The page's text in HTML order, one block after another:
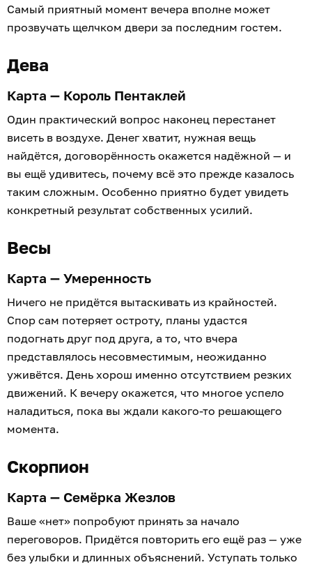
Самый приятный момент вечера вполне может
прозвучать щелчком двери за последним гостем.
Дева
Карта — Король Пентаклей
Один практический вопрос наконец перестанет
висеть в воздухе. Денег хватит, нужная вещь
найдётся, договорённость окажется надёжной — и
вы ещё удивитесь, почему всё это прежде казалось
таким сложным. Особенно приятно будет увидеть
конкретный результат собственных усилий.
Весы
Карта — Умеренность
Ничего не придётся вытаскивать из крайностей.
Спор сам потеряет остроту, планы удастся
подогнать друг под друга, а то, что вчера
представлялось несовместимым, неожиданно
уживётся. День хорош именно отсутствием резких
движений. К вечеру окажется, что многое успело
наладиться, пока вы ждали какого-то решающего
момента.
Скорпион
Карта — Семёрка Жезлов
Ваше «нет» попробуют принять за начало
переговоров. Придётся повторить его ещё раз — уже
без улыбки и длинных объяснений. Уступать только